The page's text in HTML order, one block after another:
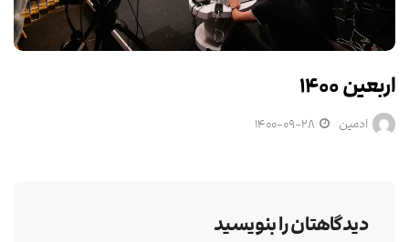
اربعین ۱۴۰۰
ادمین ۱۴۰۰-۰۹-۲۸
دیدگاهتان را بنویسید